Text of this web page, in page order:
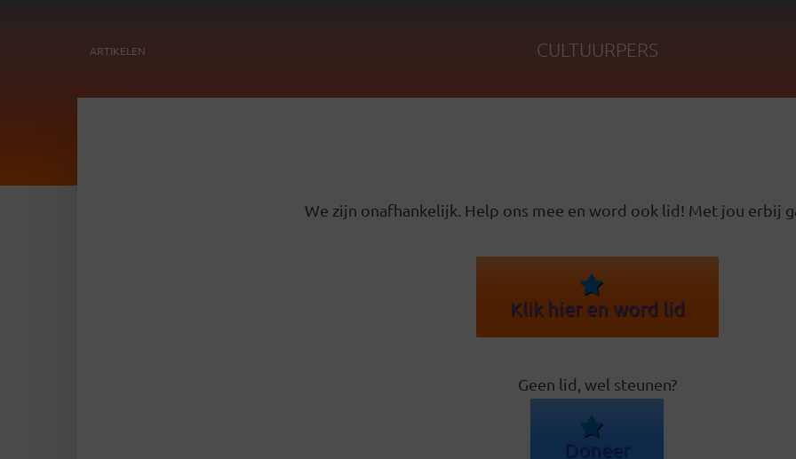
ARTIKELEN CULTUURPERS
We zijn onafhankelijk. Help ons mee en word ook lid! Met jou erbij
Klik hier en word lid
Geen lid, wel steunen?
Doneer